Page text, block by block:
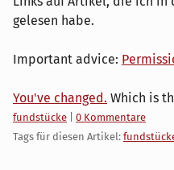
gelesen habe.
Important advice:
You've changed. Which is
Kategorien:
fundstücke
0 Kommentare
Tags für diesen Artikel: